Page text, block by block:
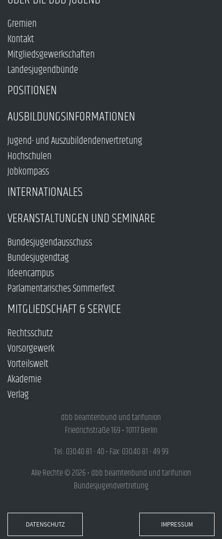
Gremien
Kontakt
Mitgliedsgewerkschaften
Landesjugendbünde
POSITIONEN
AUSBILDUNGSINFORMATIONEN
Jugend- und Auszubildendenvertretung
Hochschulen
Jobkompass
INTERNATIONALES
VERANSTALTUNGEN UND SEMINARE
Bundesjugendausschuss
Bundesjugendtag
Ideencampus
Parlamentarisches Sommerfest
MITGLIEDSCHAFT & SERVICE
Rechtsschutz
Vorsorgewerk
Vorteilswelt
Akademie
Verlag
dbb beamtenbund und tarifunion
Friedrichstraße 169 • 10117 Berlin
Tel.: 030.40 81 - 40 • Fax: 030.40 81 - 49 99
Alle Rechte © 2026 • dbb beamtenbund und tarifunion
Bundesjugendvertretung
DATENSCHUTZ IMPRESSUM